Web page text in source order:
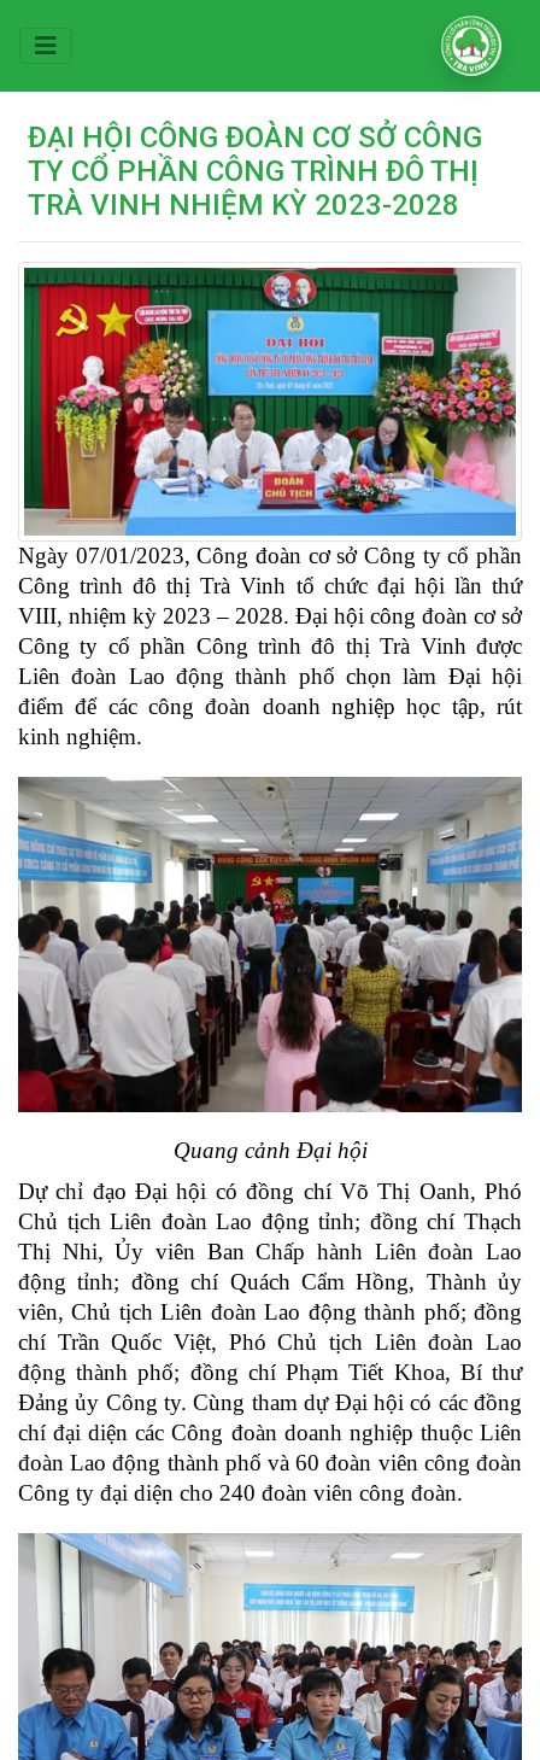
ĐẠI HỘI CÔNG ĐOÀN CƠ SỞ CÔNG
TY CỔ PHẦN CÔNG TRÌNH ĐÔ THỊ
TRÀ VINH NHIỆM KỲ 2023-2028
Ngày 07/01/2023, Công đoàn cơ sở Công ty cổ phần
Công trình đô thị Trà Vinh tổ chức đại hội lần thứ
VIII, nhiệm kỳ 2023 – 2028. Đại hội công đoàn cơ sở
Công ty cổ phần Công trình đô thị Trà Vinh được
Liên đoàn Lao động thành phố chọn làm Đại hội
điểm để các công đoàn doanh nghiệp học tập, rút
kinh nghiệm.
Quang cảnh Đại hội
Dự chỉ đạo Đại hội có đồng chí Võ Thị Oanh, Phó
Chủ tịch Liên đoàn Lao động tỉnh; đồng chí Thạch
Thị Nhi, Ủy viên Ban Chấp hành Liên đoàn Lao
động tỉnh; đồng chí Quách Cẩm Hồng, Thành ủy
viên, Chủ tịch Liên đoàn Lao động thành phố; đồng
chí Trần Quốc Việt, Phó Chủ tịch Liên đoàn Lao
động thành phố; đồng chí Phạm Tiết Khoa, Bí thư
Đảng ủy Công ty. Cùng tham dự Đại hội có các đồng
chí đại diện các Công đoàn doanh nghiệp thuộc Liên
đoàn Lao động thành phố và 60 đoàn viên công đoàn
Công ty đại diện cho 240 đoàn viên công đoàn.